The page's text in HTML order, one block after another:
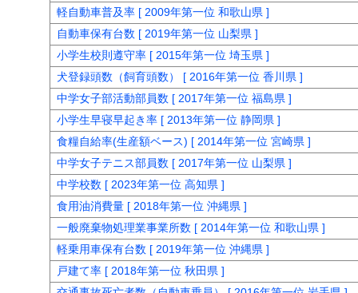
軽自動車普及率 [ 2009年第一位 和歌山県 ]
自動車保有台数 [ 2019年第一位 山梨県 ]
小学生校則遵守率 [ 2015年第一位 埼玉県 ]
犬登録頭数（飼育頭数） [ 2016年第一位 香川県 ]
中学女子部活動部員数 [ 2017年第一位 福島県 ]
小学生早寝早起き率 [ 2013年第一位 静岡県 ]
食糧自給率(生産額ベース) [ 2014年第一位 宮崎県 ]
中学女子テニス部員数 [ 2017年第一位 山梨県 ]
中学校数 [ 2023年第一位 高知県 ]
食用油消費量 [ 2018年第一位 沖縄県 ]
一般廃棄物処理業事業所数 [ 2014年第一位 和歌山県 ]
軽乗用車保有台数 [ 2019年第一位 沖縄県 ]
戸建て率 [ 2018年第一位 秋田県 ]